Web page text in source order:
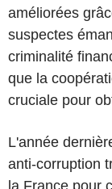
améliorées
suspectes
criminalité
que la
cruciale pour
L'année
anti-corruption
la France pour